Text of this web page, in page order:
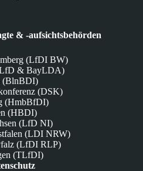
& -aufsichtsbehörden
(LfDI BW)
& BayLDA)
(BlnBDI)
(DSK)
(HmbBfDI)
(HBDI)
(LfD NI)
(LDI NRW)
(LfDI RLP)
(TLfDI)